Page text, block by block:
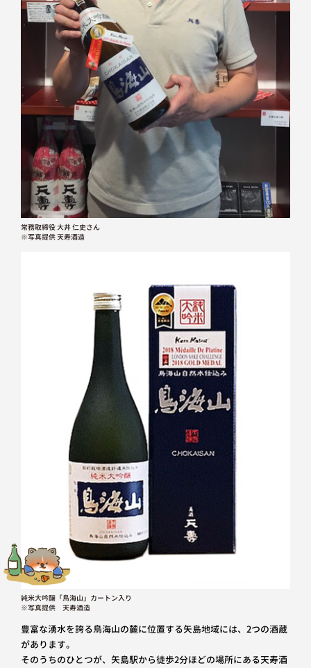
常務取締役 大井 仁史さん
※写真提供 天寿酒造
純米大吟醸「鳥海山」カートン入り
※写真提供 天寿酒造
豊富な湧水を誇る鳥海山の麓に位置する矢島地域には、2つの酒蔵
があります。
そのうちのひとつが、矢島駅から徒歩2分ほどの場所にある天寿酒